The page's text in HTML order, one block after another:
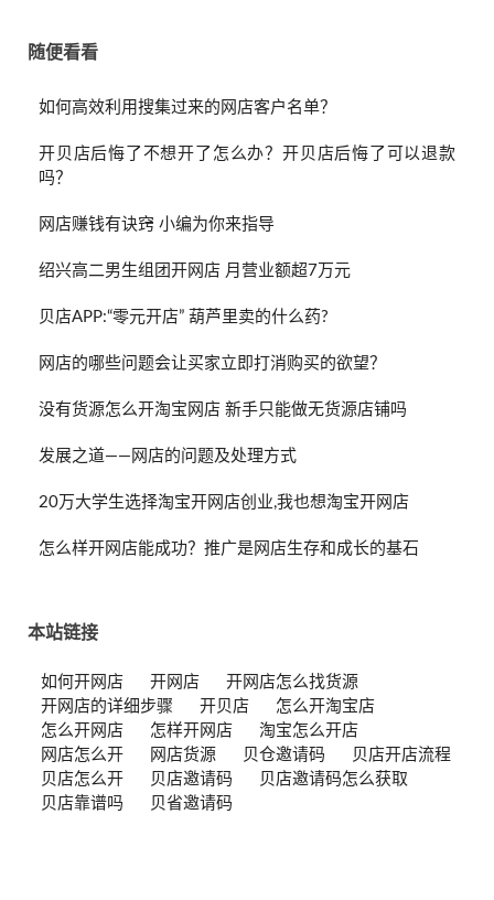
随便看看
如何高效利用搜集过来的网店客户名单？
开贝店后悔了不想开了怎么办？开贝店后悔了可以退款
吗？
网店赚钱有诀窍 小编为你来指导
绍兴高二男生组团开网店 月营业额超7万元
贝店APP:“零元开店” 葫芦里卖的什么药?
网店的哪些问题会让买家立即打消购买的欲望？
没有货源怎么开淘宝网店 新手只能做无货源店铺吗
发展之道——网店的问题及处理方式
20万大学生选择淘宝开网店创业,我也想淘宝开网店
怎么样开网店能成功？推广是网店生存和成长的基石
本站链接
如何开网店 开网店
开网店怎么找货源
开网店的详细步骤
开贝店
怎么开淘宝店
怎么开网店
怎样开网店
淘宝怎么开店
网店怎么开
网店货源 贝仓邀请码
贝店开店流程
贝店怎么开
贝店邀请码
贝店邀请码怎么获取
贝店靠谱吗
贝省邀请码